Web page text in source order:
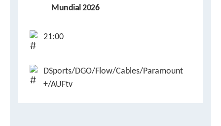
Mundial 2026
21:00
DSports/DGO/Flow/Cables/Paramount
+/AUFtv